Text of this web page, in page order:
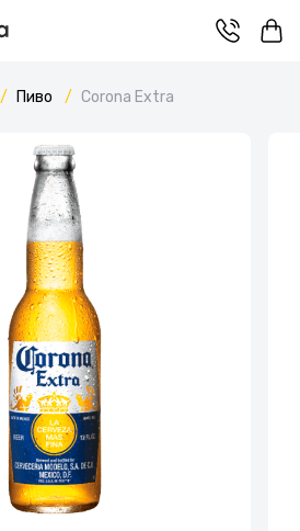
Пиво Corona Extra